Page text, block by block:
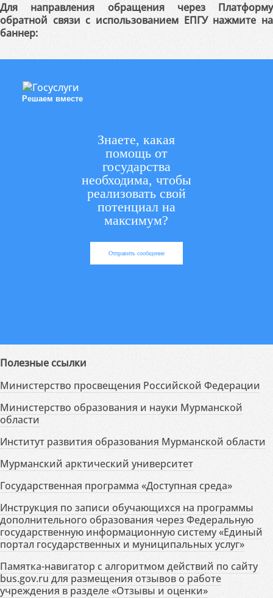
Для направления обращения через Платформу
обратной связи с использованием ЕПГУ нажмите на
баннер:
Решаем вместе
Знаете, какая
помощь от
государства
необходима, чтобы
реализовать свой
потенциал на
максимум?
Отправить сообщение
Полезные ссылки
Министерство просвещения Российской Федерации
Министерство образования и науки Мурманской
области
Институт развития образования Мурманской области
Мурманский арктический университет
Государственная программа «Доступная среда»
Инструкция по записи обучающихся на программы
дополнительного образования через Федеральную
государственную информационную систему «Единый
портал государственных и муниципальных услуг»
Памятка-навигатор с алгоритмом действий по сайту
bus.gov.ru для размещения отзывов о работе
учреждения в разделе «Отзывы и оценки»